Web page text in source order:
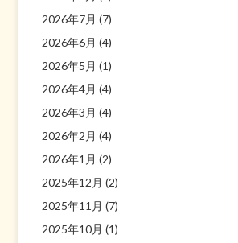
2026年7月 (7)
2026年6月 (4)
2026年5月 (1)
2026年4月 (4)
2026年3月 (4)
2026年2月 (4)
2026年1月 (2)
2025年12月 (2)
2025年11月 (7)
2025年10月 (1)